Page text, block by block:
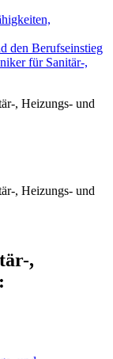
den Berufseinstieg
für Sanitär-,
,